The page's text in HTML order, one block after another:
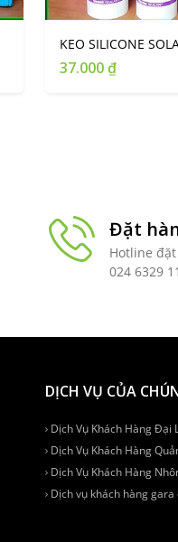
KEO SILICONE
37.000 ₫
Đặt
Hotline
024 6329
DỊCH VỤ CỦA
Dịch Vụ Khách Hàng Đại
Dịch Vụ Khách Hàng
Dịch Vụ Khách Hàng
Dịch vụ khách hàng gara